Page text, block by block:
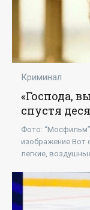
Криминал
«Господа,
спустя
смотрят
Фото:
изображение Вот
легкие,